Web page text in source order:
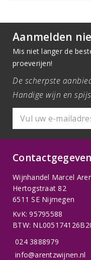
Aanmelden
Mis niet langer de
proeverijen!
De scherpste
Handige wijn en
Wijnhandel Marcel
Hertogstraat 82
6511 SE Nijmegen
KvK: 95795588
BTW:
024 3888979
info@arentzwijnen.nl